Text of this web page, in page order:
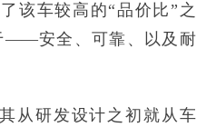
该车较高的“品价比”之
——安全、可靠、以及耐
从研发设计之初就从车